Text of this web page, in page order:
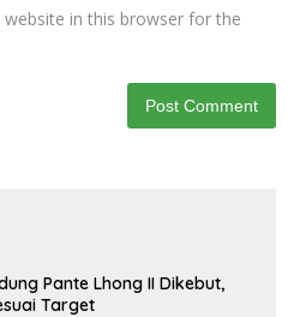
in this browser for the
Pante Lhong II Dikebut,
Target